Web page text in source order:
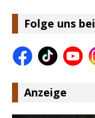
Folge uns bei
Anzeige